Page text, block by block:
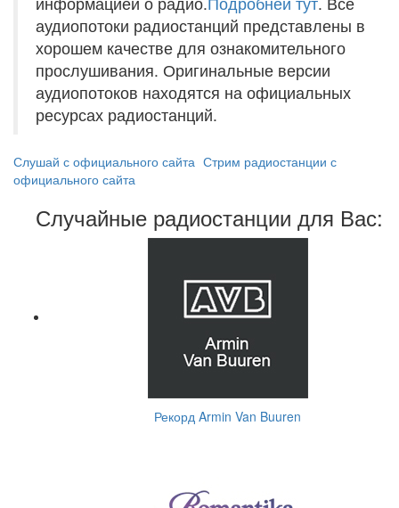
аудиопотоки радиостанций представлены в
хорошем качестве для ознакомительного
прослушивания. Оригинальные версии
аудиопотоков находятся на официальных
ресурсах радиостанций.
Слушай с официального сайта Стрим радиостанции с
официального сайта
Случайные радиостанции для Вас:
Рекорд Armin Van Buuren